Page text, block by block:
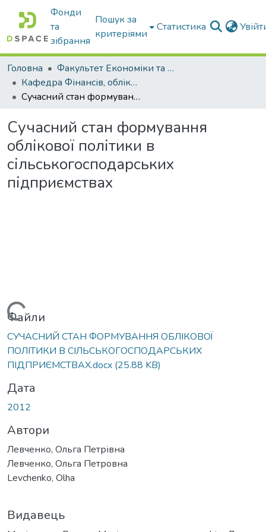
Фонди
та
зібрання
Пошук за
критеріями
Статистика
Головна
Факультет Економіки та бізнесу
Кафедра Фінансів, обліку і оподаткування
Сучасний стан формування облікової політики в сільськогосподарських підприємствах
Сучасний стан формування
облікової політики в
сільськогосподарських
підприємствах
Вантажиться...
Файли
СУЧАСНИЙ СТАН ФОРМУВАННЯ ОБЛІКОВОЇ
ПОЛІТИКИ В СІЛЬСЬКОГОСПОДАРСЬКИХ
ПІДПРИЄМСТВАХ.docx (25.88 KB)
Дата
2012
Автори
Левченко, Ольга Петрівна
Левченко, Ольга Петровна
Levchenko, Olha
Видавець